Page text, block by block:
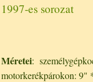
1997-es sorozat
Méretei:
motorkerékpárokon: 9"